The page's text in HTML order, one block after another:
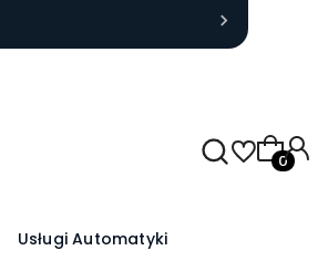
Usługi Automatyki